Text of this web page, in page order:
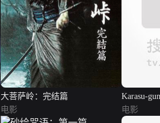
大菩萨岭：完结篇
电影
Karasu-
电影